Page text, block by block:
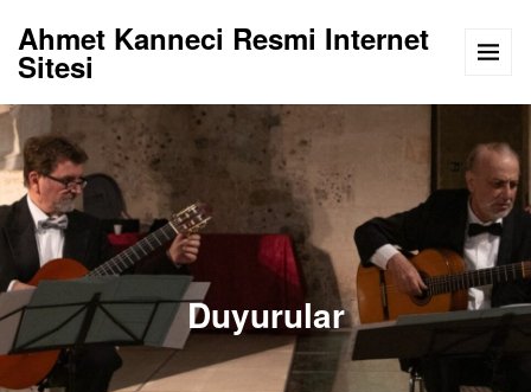
Ahmet Kanneci Resmi Internet
Sitesi
Duyurular